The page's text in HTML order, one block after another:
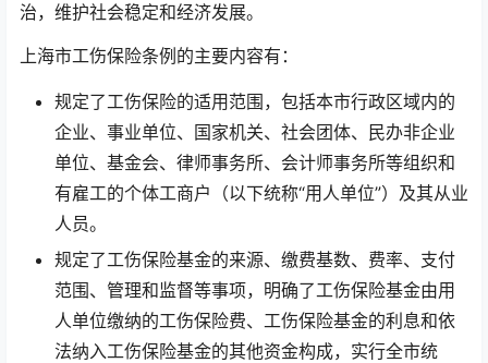
治，维护社会稳定和经济发展。
上海市工伤保险条例的主要内容有：
规定了工伤保险的适用范围，包括本市行政区域内的
企业、事业单位、国家机关、社会团体、民办非企业
单位、基金会、律师事务所、会计师事务所等组织和
有雇工的个体工商户（以下统称“用人单位”）及其从业
人员。
规定了工伤保险基金的来源、缴费基数、费率、支付
范围、管理和监督等事项，明确了工伤保险基金由用
人单位缴纳的工伤保险费、工伤保险基金的利息和依
法纳入工伤保险基金的其他资金构成，实行全市统